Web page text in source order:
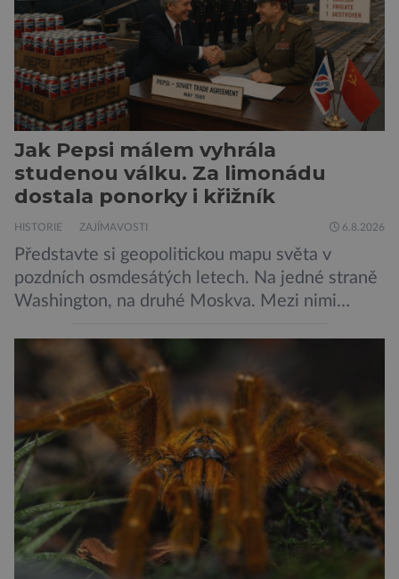
Jak Pepsi málem vyhrála
studenou válku. Za limonádu
dostala ponorky i křižník
HISTORIE ZAJÍMAVOSTI 6.8.2026
Představte si geopolitickou mapu světa v
pozdních osmdesátých letech. Na jedné straně
Washington, na druhé Moskva. Mezi nimi
padesátkrát dokola, železná opona a miliony
vojáků v permanentní pohotovosti. A pak je tu
Donald Kendall, generální ředitel společnosti
PepsiCo, který se v květnu roku 1989 stává
admirálem flotily, jež čítá sedmnáct […]